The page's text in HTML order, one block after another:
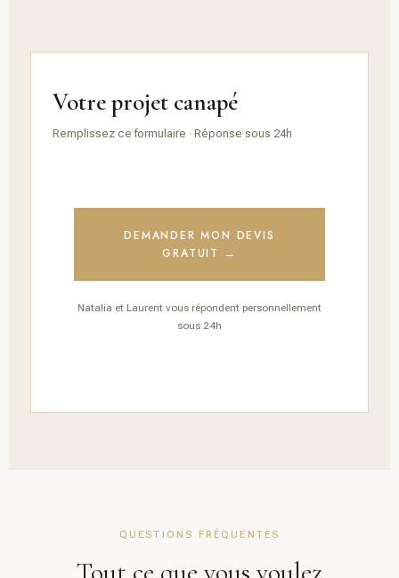
Votre projet canapé
Remplissez ce formulaire · Réponse sous 24h
DEMANDER MON DEVIS
GRATUIT →
Natalia et Laurent vous répondent personnellement
sous 24h
QUESTIONS FRÉQUENTES